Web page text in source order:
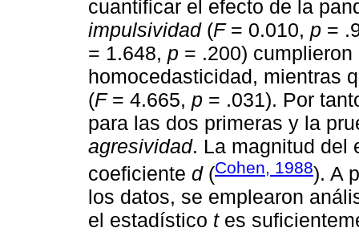
cuantificar el efecto de la
impulsividad(F= 0.010, p =
= 1.648, p = .200)
homocedasticidad, mientras
(F= 4.665, p = .031). Por
para las dos primeras y la
agresividad. La magnitud del
coeficiente d(Cohen, 1988). A
los datos, se emplearon
el estadístico tes